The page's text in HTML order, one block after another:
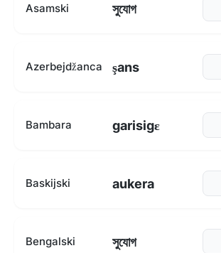
Asamski সুযোগ
Azerbejdžanca şans
Bambara garisigɛ
Baskijski aukera
Bengalski সুযোগ